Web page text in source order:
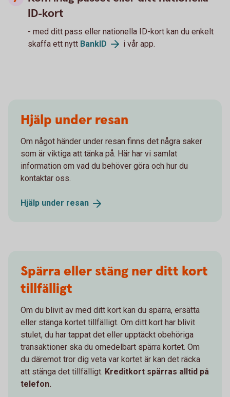
ID-kort
- med ditt pass eller nationella ID-kort kan du enkelt
skaffa ett nytt BankID i vår app.
Hjälp under resan
Om något händer under resan finns det några saker
som är viktiga att tänka på. Här har vi samlat
information om vad du behöver göra och hur du
kontaktar oss.
Hjälp under resan
Spärra eller stäng ner ditt kort
tillfälligt
Om du blivit av med ditt kort kan du spärra, ersätta
eller stänga kortet tillfälligt. Om ditt kort har blivit
stulet, du har tappat det eller upptäckt obehöriga
transaktioner ska du omedelbart spärra kortet. Om
du däremot tror dig veta var kortet är kan det räcka
att stänga det tillfälligt. Kreditkort spärras alltid på
telefon.